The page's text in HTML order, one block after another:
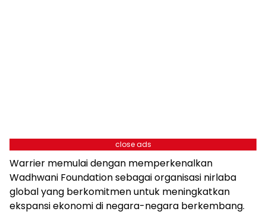
close ads
Warrier memulai dengan memperkenalkan
Wadhwani Foundation sebagai organisasi nirlaba
global yang berkomitmen untuk meningkatkan
ekspansi ekonomi di negara-negara berkembang.